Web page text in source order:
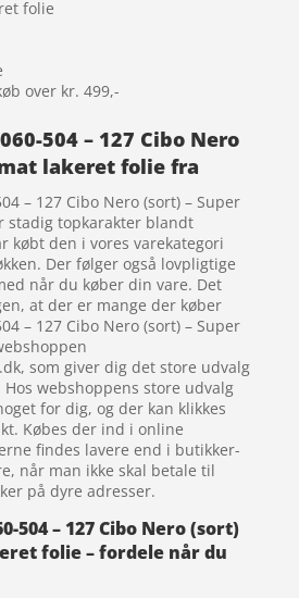
folie
over kr. 499,-
504 – 127 Cibo Nero
lakeret folie fra
– 127 Cibo Nero (sort) – Super
stadig topkarakter blandt
købt den i vores varekategori
Der følger også lovpligtige
når du køber din vare. Det
at der er mange der køber
– 127 Cibo Nero (sort) – Super
som giver dig det store udvalg
webshoppens store udvalg
for dig, og der kan klikkes
Købes der ind i online
findes lavere end i butikker-
når man ikke skal betale til
på dyre adresser.
504 – 127 Cibo Nero (sort)
folie – fordele når du